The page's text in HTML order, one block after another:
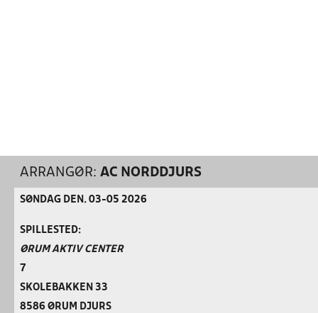
ARRANGØR: AC NORDDJURS
SØNDAG DEN. 03-05 2026
SPILLESTED:
ØRUM AKTIV CENTER
7
SKOLEBAKKEN 33
8586 ØRUM DJURS